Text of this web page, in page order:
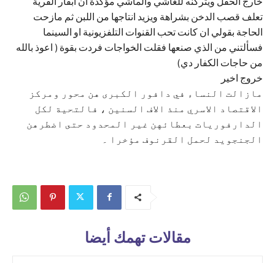
تعلف قصب الدخن بشراهة ويزيد انتاجها من اللبن ثم مازحت
الحاجة بقولي ان كانت تحب القنوات التلفزيونية او السينما
فسألتني من الذي صنعها فقلت الخواجات فردت بقوة ( اعوذ بالله
من حاجات الكفار دي)
خروج اخير
مازالت النساء في دافور الكبرى هن محور ومركز
الاقتصاد الاسري منذ الاف السنين ، فالتحية لكل
الدارفوريات بعطائهن غير المحدود حتى اضطرهن
الجنجويد لحمل القرنوف مؤخرا ۔
مقالات تهمك أيضا